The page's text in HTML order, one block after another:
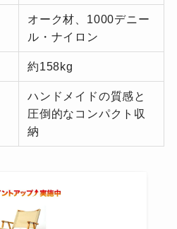
オーク材、1000デニー
ル・ナイロン
約158kg
ハンドメイドの質感と
圧倒的なコンパクト収
納